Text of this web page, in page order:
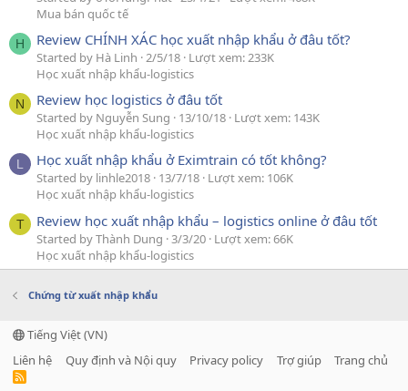
Mua bán quốc tế
H Review CHÍNH XÁC học xuất nhập khẩu ở đâu tốt?
Started by Hà Linh 2/5/18 Lượt xem: 233K
Học xuất nhập khẩu-logistics
N Review học logistics ở đâu tốt
Started by Nguyễn Sung 13/10/18 Lượt xem: 143K
Học xuất nhập khẩu-logistics
L Học xuất nhập khẩu ở Eximtrain có tốt không?
Started by linhle2018 13/7/18 Lượt xem: 106K
Học xuất nhập khẩu-logistics
T Review học xuất nhập khẩu – logistics online ở đâu tốt
Started by Thành Dung 3/3/20 Lượt xem: 66K
Học xuất nhập khẩu-logistics
Chứng từ xuất nhập khẩu
Tiếng Việt (VN)
Liên hệ
Quy định và Nội quy Privacy policy Trợ giúp Trang chủ
R